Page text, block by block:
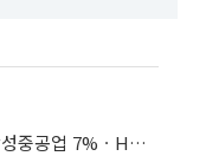
조선주 강세⋯한미 ‘마스가’ 협력에 삼성중공업 7%ㆍHD한국조선해양 6%↑